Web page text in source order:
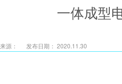
一体成型
来源： 发布日期： 2020.11.30